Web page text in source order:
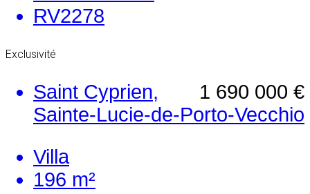
RV2278
Exclusivité
1 690 000 €
Saint Cyprien,
Sainte-Lucie-de-Porto-Vecchio
Villa
196 m²